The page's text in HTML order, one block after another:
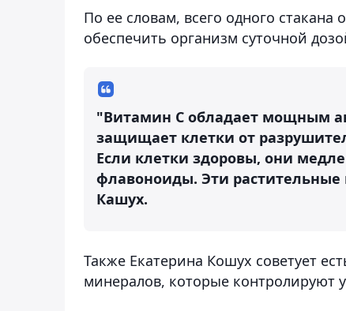
По ее словам, всего одного
обеспечить организм суточной
"Витамин С обладает мощным
защищает клетки от
Если клетки здоровы, они
флавоноиды. Эти растительные
Кашух.
Также Екатерина Кошух советует
минералов, которые контролируют